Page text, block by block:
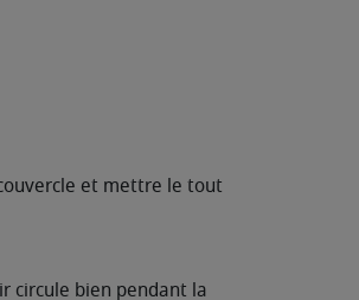
et mettre le tout
circule bien pendant la